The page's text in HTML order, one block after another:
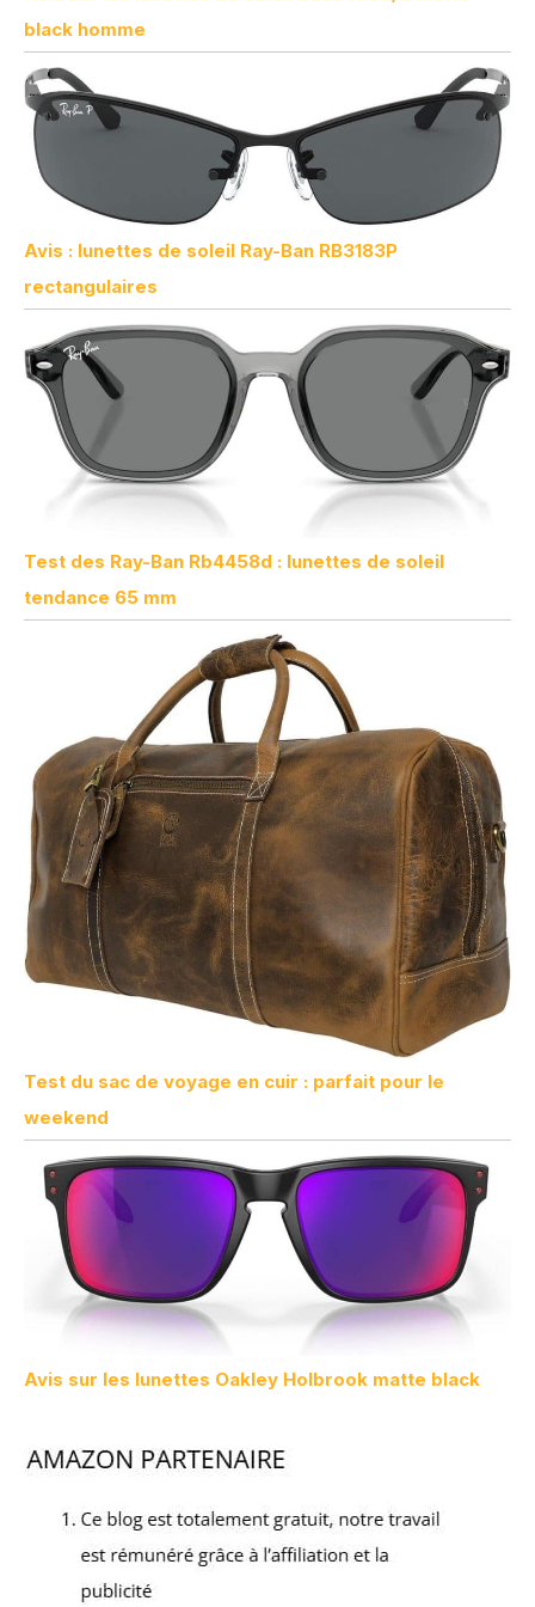
black homme
Avis : lunettes de soleil Ray-Ban RB3183P
rectangulaires
Test des Ray-Ban Rb4458d : lunettes de soleil
tendance 65 mm
Test du sac de voyage en cuir : parfait pour le
weekend
Avis sur les lunettes Oakley Holbrook matte black